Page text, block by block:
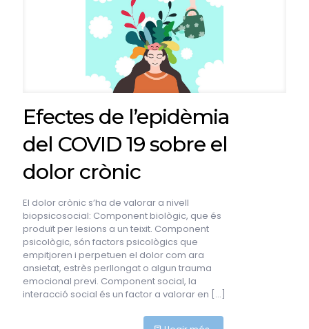
Efectes de l’epidèmia
del COVID 19 sobre el
dolor crònic
El dolor crònic s’ha de valorar a nivell
biopsicosocial: Component biològic, que és
produït per lesions a un teixit. Component
psicològic, són factors psicològics que
empitjoren i perpetuen el dolor com ara
ansietat, estrès perllongat o algun trauma
emocional previ. Component social, la
interacció social és un factor a valorar en […]